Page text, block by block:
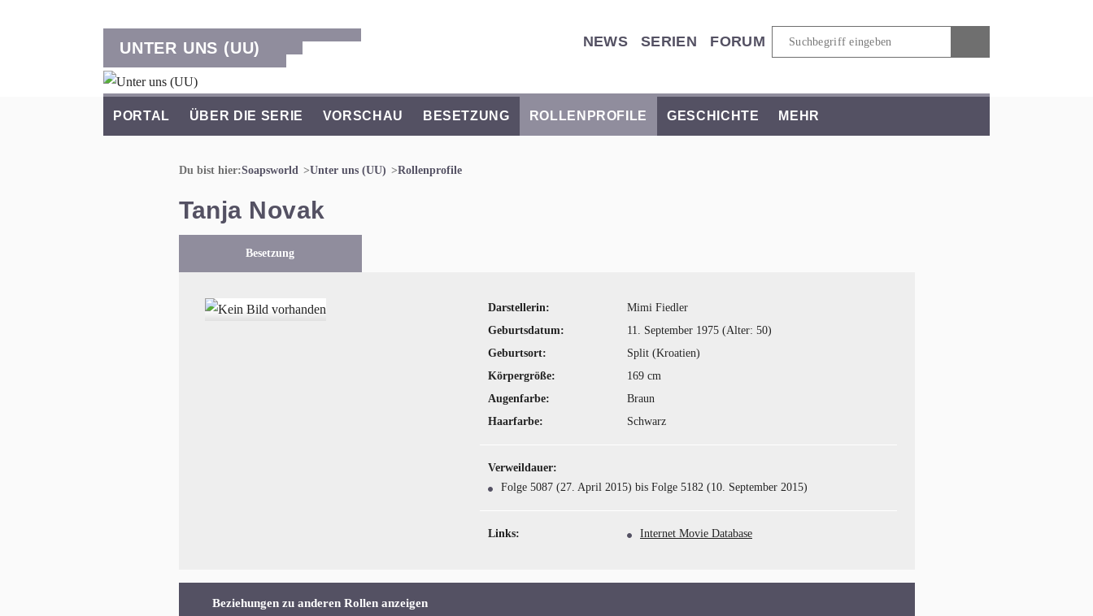
NEWS SERIEN FORUM
UNTER UNS (UU)
PORTAL ÜBER DIE SERIE VORSCHAU BESETZUNG ROLLENPROFILE GESCHICHTE MEHR
Du bist hier:Soapsworld Unter uns (UU) Rollenprofile
Tanja Novak
Besetzung
Darstellerin:
Mimi Fiedler
Geburtsdatum:
11. September 1975 (Alter: 50)
Geburtsort:
Split (Kroatien)
Körpergröße:
169 cm
Augenfarbe:
Braun
Haarfarbe:
Schwarz
Verweildauer:
Folge 5087 (27. April 2015) bis Folge 5182 (10. September 2015)
Links: Internet Movie Database
Beziehungen zu anderen Rollen anzeigen